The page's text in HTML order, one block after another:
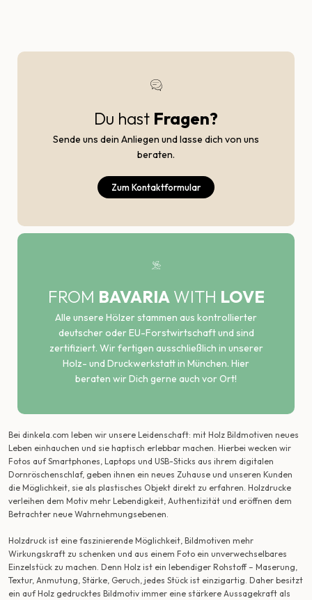
Du hast Fragen?
Sende uns dein Anliegen und lasse dich von uns
beraten.
Zum Kontaktformular
FROM BAVARIAWITH LOVE
Alle unsere Hölzer stammen aus kontrollierter
deutscher oder EU-Forstwirtschaft und sind
zertifiziert. Wir fertigen ausschließlich in unserer
Holz- und Druckwerkstatt in München. Hier
beraten wir Dich gerne auch vor Ort!
Bei dinkela.com leben wir unsere Leidenschaft: mit Holz Bildmotiven neues
Leben einhauchen und sie haptisch erlebbar machen. Hierbei wecken wir
Fotos auf Smartphones, Laptops und USB-Sticks aus ihrem digitalen
Dornröschenschlaf, geben ihnen ein neues Zuhause und unseren Kunden
die Möglichkeit, sie als plastisches Objekt direkt zu erfahren. Holzdrucke
verleihen dem Motiv mehr Lebendigkeit, Authentizität und eröffnen dem
Betrachter neue Wahrnehmungsebenen.
Holzdruck ist eine faszinierende Möglichkeit, Bildmotiven mehr
Wirkungskraft zu schenken und aus einem Foto ein unverwechselbares
Einzelstück zu machen. Denn Holz ist ein lebendiger Rohstoff – Maserung,
Textur, Anmutung, Stärke, Geruch, jedes Stück ist einzigartig. Daher besitzt
ein auf Holz gedrucktes Bildmotiv immer eine stärkere Aussagekraft als